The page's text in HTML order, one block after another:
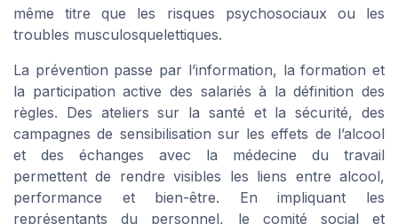
même titre que les risques psychosociaux ou les
troubles musculosquelettiques.
La prévention passe par l’information, la formation et
la participation active des salariés à la définition des
règles. Des ateliers sur la santé et la sécurité, des
campagnes de sensibilisation sur les effets de l’alcool
et des échanges avec la médecine du travail
permettent de rendre visibles les liens entre alcool,
performance et bien-être. En impliquant les
représentants du personnel, le comité social et
QVT Market — 2026
contacté(e) à des fins commerciales par QVT Market et
ses partenaires.